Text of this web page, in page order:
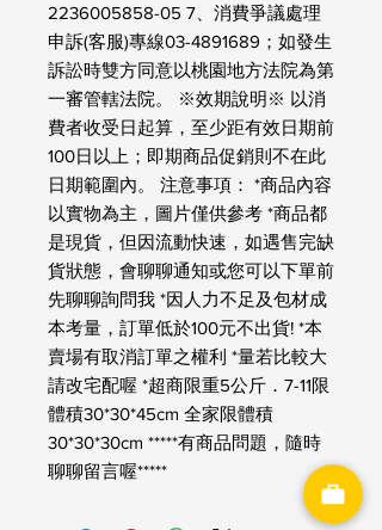
2236005858-05 7、消費爭議處理
申訴(客服)專線03-4891689；如發生
訴訟時雙方同意以桃園地方法院為第
一審管轄法院。 ※效期說明※ 以消
費者收受日起算，至少距有效日期前
100日以上；即期商品促銷則不在此
日期範圍內。 注意事項： *商品內容
以實物為主，圖片僅供參考 *商品都
是現貨，但因流動快速，如遇售完缺
貨狀態，會聊聊通知或您可以下單前
先聊聊詢問我 *因人力不足及包材成
本考量，訂單低於100元不出貨! *本
賣場有取消訂單之權利 *量若比較大
請改宅配喔 *超商限重5公斤．7-11限
體積30*30*45cm 全家限體積
30*30*30cm *****有商品問題，隨時
聊聊留言喔*****